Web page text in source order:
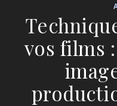
vos films